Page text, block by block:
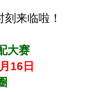
来临啦！
大赛
16日